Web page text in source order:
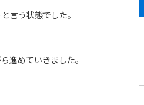
言う状態でした。
進めていきました。